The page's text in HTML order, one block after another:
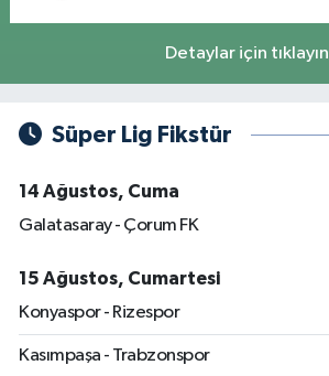
Detaylar için tıklayın
Süper Lig Fikstür
14 Ağustos, Cuma
Galatasaray - Çorum FK
15 Ağustos, Cumartesi
Konyaspor - Rizespor
Kasımpaşa - Trabzonspor